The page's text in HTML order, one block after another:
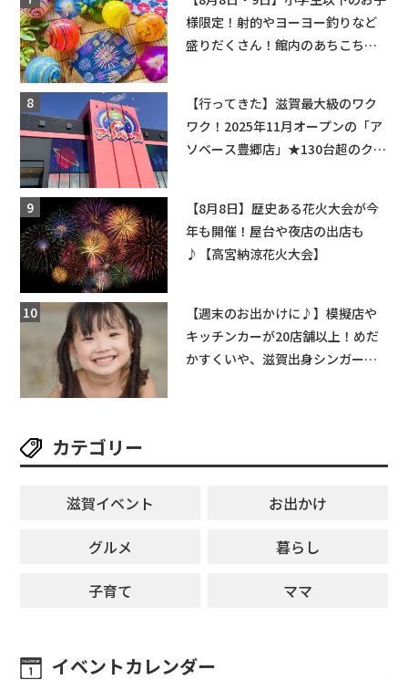
様限定！射的やヨーヨー釣りなど
盛りだくさん！館内のあちこちに
【行ってきた】滋賀最大級のワク
ワク！2025年11月オープンの「ア
ソベース豊郷店」★130台超のクレ
【8月8日】歴史ある花火大会が今
年も開催！屋台や夜店の出店も
♪【高宮納涼花火大会】
【週末のお出かけに♪】模擬店や
キッチンカーが20店舗以上！めだ
かすくいや、滋賀出身シンガーソ
カテゴリー
滋賀イベント
お出かけ
グルメ
暮らし
子育て
ママ
イベントカレンダー